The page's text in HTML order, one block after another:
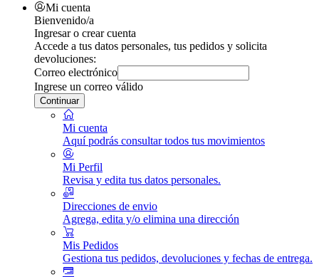
Mi cuenta
Bienvenido/a
Ingresar o crear cuenta
Accede a tus datos personales, tus pedidos y solicita
devoluciones:
Correo electrónico
Ingrese un correo válido
Continuar
Mi cuenta
Aquí podrás consultar todos tus movimientos
Mi Perfil
Revisa y edita tus datos personales.
Direcciones de envio
Agrega, edita y/o elimina una dirección
Mis Pedidos
Gestiona tus pedidos, devoluciones y fechas de entrega.